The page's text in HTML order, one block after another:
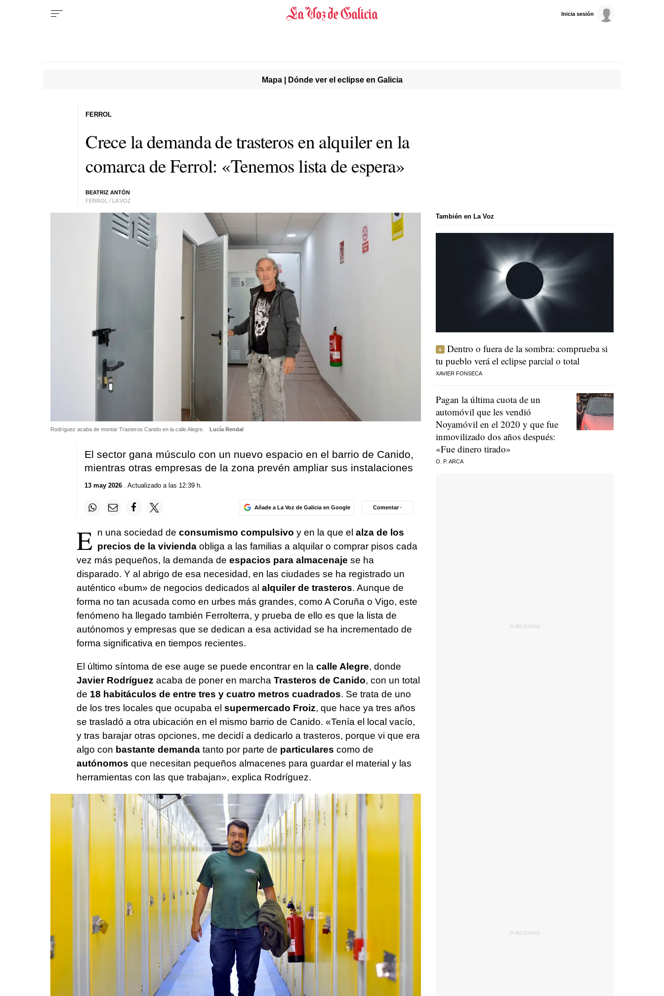
Inicia sesión
Mapa | Dónde ver el eclipse en Galicia
Crece la demanda de trasteros en alquiler en la
comarca de Ferrol: «Tenemos lista de espera»
BEATRIZ ANTÓN
FERROL / LA VOZ
FERROL
Rodríguez acaba de montar Trasteros Canido en la calle Alegre. Lucía Rendal
El sector gana músculo con un nuevo espacio en el barrio de Canido,
mientras otras empresas de la zona prevén ampliar sus instalaciones
13 may 2026. Actualizado a las 12:39 h.
Añade a La Voz de Galicia en Google Comentar ·
E n una sociedad de consumismo compulsivo y en la que el alza de los
precios de la viviendaobliga a las familias a alquilar o comprar pisos cada
vez más pequeños, la demanda de espacios para almacenaje se ha
disparado. Y al abrigo de esa necesidad, en las ciudades se ha registrado un
auténtico «bum» de negocios dedicados al alquiler de trasteros. Aunque de
forma no tan acusada como en urbes más grandes, como A Coruña o Vigo, este
fenómeno ha llegado también Ferrolterra, y prueba de ello es que la lista de
autónomos y empresas que se dedican a esa actividad se ha incrementado de
forma significativa en tiempos recientes.
El último síntoma de ese auge se puede encontrar en la calle Alegre, donde
Javier Rodríguez acaba de poner en marcha Trasteros de Canido, con un total
de 18 habitáculos de entre tres y cuatro metros cuadrados. Se trata de uno
de los tres locales que ocupaba el supermercado Froiz, que hace ya tres años
se trasladó a otra ubicación en el mismo barrio de Canido. «Tenía el local vacío,
y tras barajar otras opciones, me decidí a dedicarlo a trasteros, porque vi que era
algo con bastante demandatanto por parte de particulares como de
autónomos que necesitan pequeños almacenes para guardar el material y las
herramientas con las que trabajan», explica Rodríguez.
También en La Voz
Dentro o fuera de la sombra: comprueba si
tu pueblo verá el eclipse parcial o total
XAVIER FONSECA
Pagan la última cuota de un
automóvil que les vendió
Noyamóvil en el 2020 y que fue
inmovilizado dos años después:
«Fue dinero tirado»
O. P. ARCA